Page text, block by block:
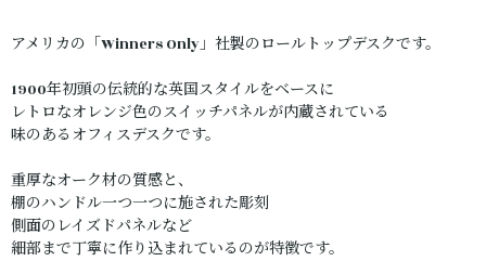
アメリカの「Winners Only」社製のロールトップデスクです。
1900年初頭の伝統的な英国スタイルをベースに
レトロなオレンジ色のスイッチパネルが内蔵されている
味のあるオフィスデスクです。
重厚なオーク材の質感と、
棚のハンドル一つ一つに施された彫刻
側面のレイズドパネルなど
細部まで丁寧に作り込まれているのが特徴です。